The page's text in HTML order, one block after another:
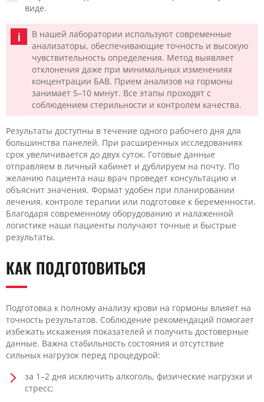
виде.
В нашей лаборатории используют современные
анализаторы, обеспечивающие точность и высокую
чувствительность определения. Метод выявляет
отклонения даже при минимальных изменениях
концентрации БАВ. Прием анализов на гормоны
занимает 5–10 минут. Все этапы проходят с
соблюдением стерильности и контролем качества.
Результаты доступны в течение одного рабочего дня для
большинства панелей. При расширенных исследованиях
срок увеличивается до двух суток. Готовые данные
отправляем в личный кабинет и дублируем на почту. По
желанию пациента наш врач проведет консультацию и
объяснит значения. Формат удобен при планировании
лечения, контроле терапии или подготовке к беременности.
Благодаря современному оборудованию и налаженной
логистике наши пациенты получают точные и быстрые
результаты.
КАК ПОДГОТОВИТЬСЯ
Подготовка к полному анализу крови на гормоны влияет на
точность результатов. Соблюдение рекомендаций помогает
избежать искажения показателей и получить достоверные
данные. Важна стабильность состояния и отсутствие
сильных нагрузок перед процедурой:
за 1–2 дня исключить алкоголь, физические нагрузки и
стресс;